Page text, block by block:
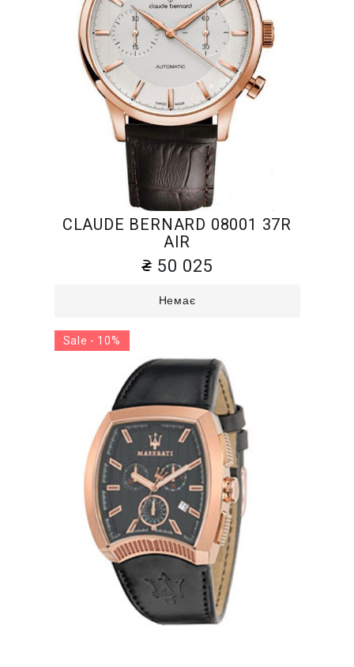
CLAUDE BERNARD 08001 37R
AIR
50 025
Немає
Sale - 10%